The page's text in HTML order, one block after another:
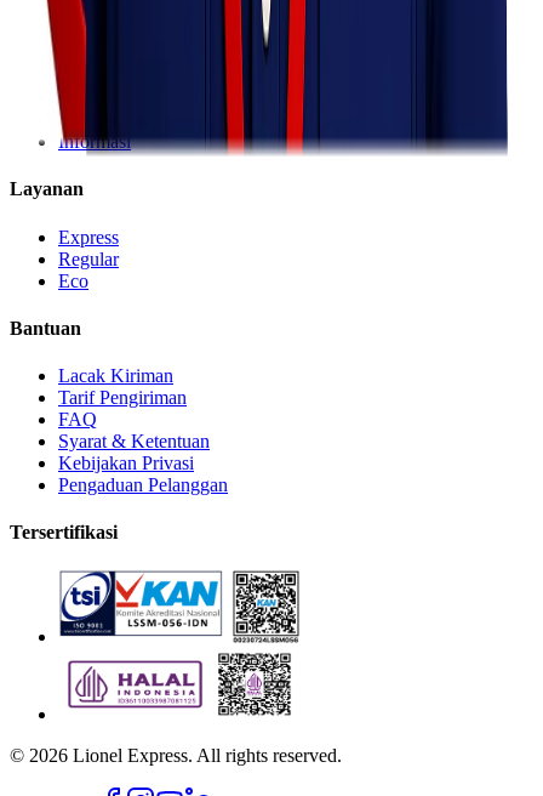
Tentang Kami
Visi & Misi
Karir
Cabang
Informasi
Layanan
Express
Regular
Eco
Bantuan
Lacak Kiriman
Tarif Pengiriman
FAQ
Syarat & Ketentuan
Kebijakan Privasi
Pengaduan Pelanggan
Tersertifikasi
© 2026 Lionel Express. All rights reserved.